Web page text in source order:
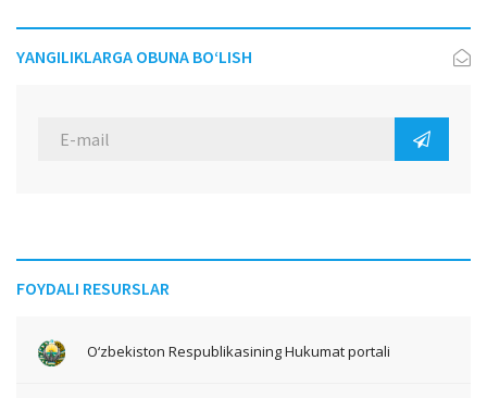
YANGILIKLARGA OBUNA BO‘LISH
FOYDALI RESURSLAR
O‘zbekiston Respublikasining Hukumat portali